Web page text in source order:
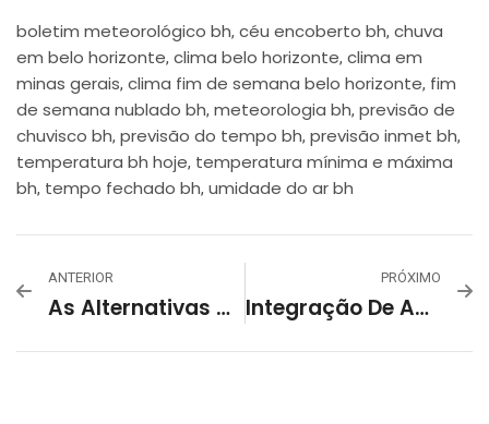
boletim meteorológico bh, céu encoberto bh, chuva
em belo horizonte, clima belo horizonte, clima em
minas gerais, clima fim de semana belo horizonte, fim
de semana nublado bh, meteorologia bh, previsão de
chuvisco bh, previsão do tempo bh, previsão inmet bh,
temperatura bh hoje, temperatura mínima e máxima
bh, tempo fechado bh, umidade do ar bh
ANTERIOR
As Alternativas Avaliadas Pela PBH Para Retomar Atividades Náuticas Na Lagoa Da Pampulha
PRÓXIMO
Integração De Apps Do IFood Com A Uber Começa Em Belo Horizonte: Entenda A Parceria